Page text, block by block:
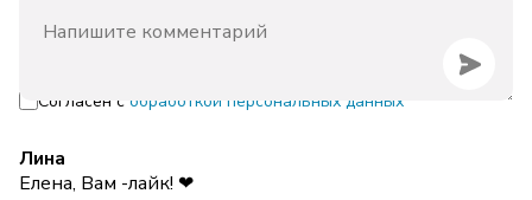
Согласен с обработкой персональных данных
Лина
Елена, Вам -лайк! ❤